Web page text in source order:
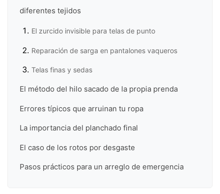
diferentes tejidos
El zurcido invisible para telas de punto
Reparación de sarga en pantalones vaqueros
Telas finas y sedas
El método del hilo sacado de la propia prenda
Errores típicos que arruinan tu ropa
La importancia del planchado final
El caso de los rotos por desgaste
Pasos prácticos para un arreglo de emergencia